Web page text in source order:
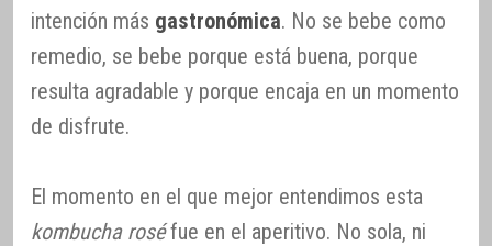
intención más gastronómica. No se bebe como
remedio, se bebe porque está buena, porque
resulta agradable y porque encaja en un momento
de disfrute.
El momento en el que mejor entendimos esta
kombucha roséfue en el aperitivo. No sola, ni